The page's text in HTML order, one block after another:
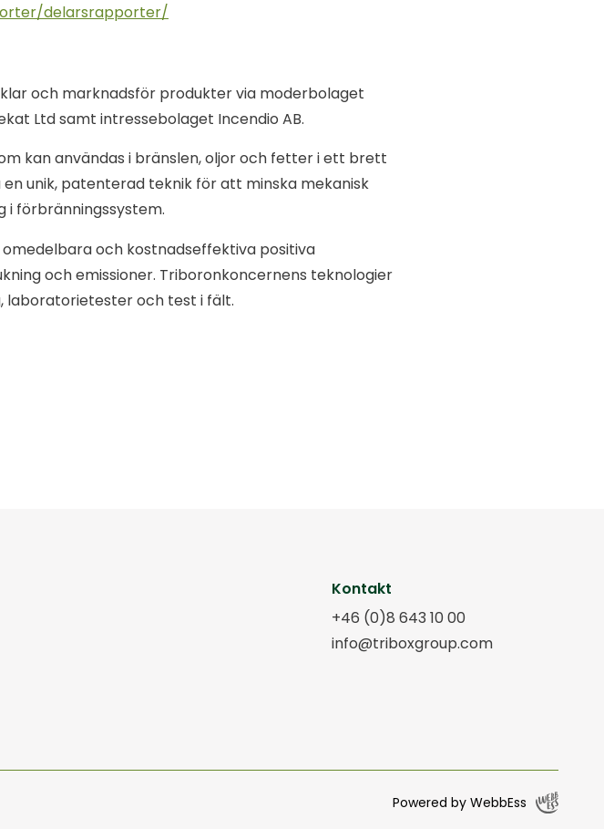
delarsrapporter/
och marknadsför produkter via moderbolaget
Ltd samt intressebolaget Incendio AB.
kan användas i bränslen, oljor och fetter i ett brett
unik, patenterad teknik för att minska mekanisk
förbränningssystem.
och kostnadseffektiva positiva
och emissioner. Triboronkoncernens teknologier
laboratorietester och test i fält.
Kontakt
+46 (0)8 643 10 00
info@triboxgroup.com
Powered by WebbEss